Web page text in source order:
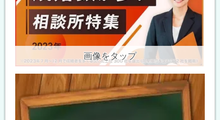
画像をタップ